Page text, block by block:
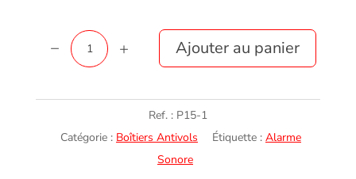
quantité
de
Ajouter au panier
Ref. : P15-1
Catégorie : Boîtiers Antivols Étiquette : Alarme
Sonore